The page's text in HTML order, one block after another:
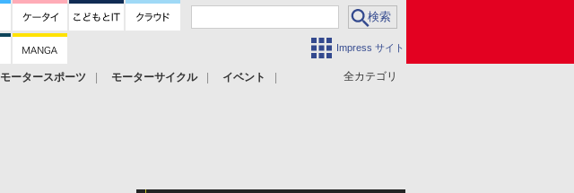
Impress サイト
全カテゴリ
モータースポーツ モーターサイクル
イベント